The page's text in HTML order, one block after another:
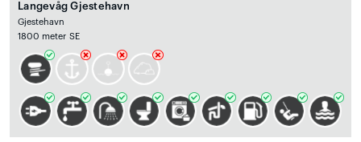
Langevåg Gjestehavn
Gjestehavn
1800 meter SE